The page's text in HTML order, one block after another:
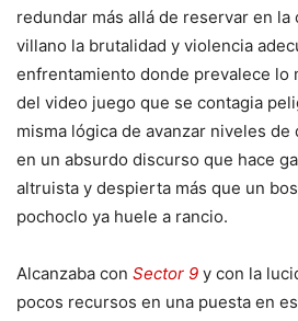
redundar más allá de reservar en
villano la brutalidad y violencia
enfrentamiento donde prevalece lo
del video juego que se contagia
misma lógica de avanzar niveles
en un absurdo discurso que hace
altruista y despierta más que un
pochoclo ya huele a rancio.
Alcanzaba con Sector 9 y con la
pocos recursos en una puesta en